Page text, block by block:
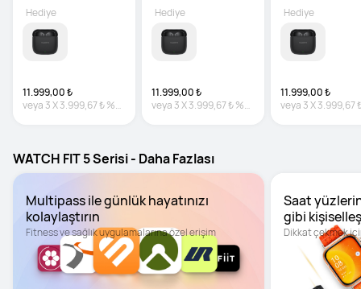
11.999,00 ₺
veya 3X3.999,67 ₺%0
Hediye
11.999,00 ₺
veya 3X3.999,67 ₺%0
Hediye
11.999,00 ₺
veya 3X3.999,67
Hediye
WATCH FIT 5 Serisi - Daha Fazlası
Multipass ile günlük hayatınızı
kolaylaştırın
Fitness ve sağlık uygulamalarına özel erişim
Saat
gibi
Dikkat çekmek